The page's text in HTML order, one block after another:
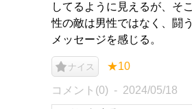
してるように見えるが、そ
性の敵は男性ではなく、闘
メッセージを感じる。
ナイス ★10
コメント(0) 2024/05/18